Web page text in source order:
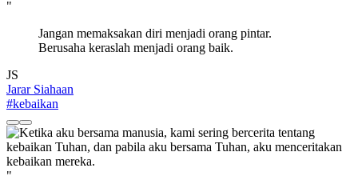
"
Jangan memaksakan diri menjadi orang pintar.
Berusaha keraslah menjadi orang baik.
JS
Jarar Siahaan
#kebaikan
"